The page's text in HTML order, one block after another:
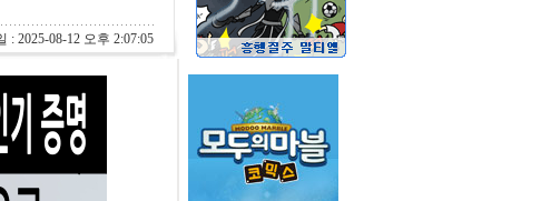
: 2025-08-12 오후 2:07:05